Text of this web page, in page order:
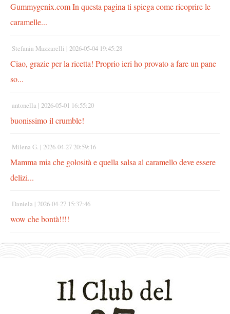
Gummygenix.com In questa pagina ti spiega come ricoprire le
caramelle...
Stefania Mazzarelli | 2026-05-04 19:45:28
Ciao, grazie per la ricetta! Proprio ieri ho provato a fare un pane
so...
antonella | 2026-05-01 16:55:20
buonissimo il crumble!
Milena G. | 2026-04-27 20:59:16
Mamma mia che golosità e quella salsa al caramello deve essere
delizi...
Daniela | 2026-04-27 15:37:46
wow che bontà!!!!